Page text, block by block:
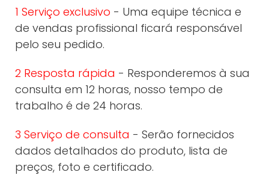
1 Serviço exclusivo - Uma equipe técnica e
de vendas profissional ficará responsável
pelo seu pedido.
2 Resposta rápida - Responderemos à sua
consulta em 12 horas, nosso tempo de
trabalho é de 24 horas.
3 Serviço de consulta - Serão fornecidos
dados detalhados do produto, lista de
preços, foto e certificado.